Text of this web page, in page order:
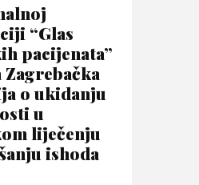
“Glas
pacijenata”
Zagrebačka
o ukidanju
u
liječenju
ishoda